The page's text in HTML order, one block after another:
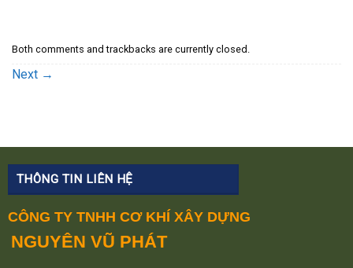
Both comments and trackbacks are currently closed.
Next →
THÔNG TIN LIÊN HỆ
CÔNG TY TNHH CƠ KHÍ XÂY DỰNG
NGUYÊN VŨ PHÁT